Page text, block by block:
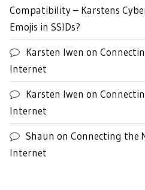
Compatibility – Karstens
Emojis in SSIDs?
Karsten Iwen on
Internet
Karsten Iwen on
Internet
Shaun on Connecting the
Internet